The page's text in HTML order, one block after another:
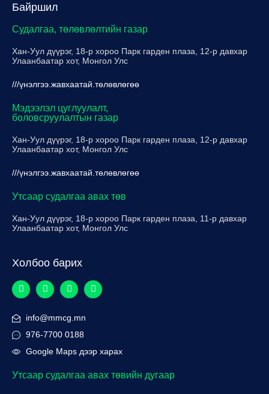
Байршил
Судалгаа, төлөвлөлтийн газар
Хан-Уул дүүрэг, 18-р хороо Парк гарден плаза, 12-р давхар
Улаанбаатар хот, Монгол Улс
///үнэлгээ.жавхаатай.төлөвлөгөө
Мэдээлэл цуглуулалт,
боловсруулалтын газар
Хан-Уул дүүрэг, 18-р хороо Парк гарден плаза, 12-р давхар
Улаанбаатар хот, Монгол Улс
///үнэлгээ.жавхаатай.төлөвлөгөө
Утсаар судалгаа авах төв
Хан-Уул дүүрэг, 18-р хороо Парк гарден плаза, 11-р давхар
Улаанбаатар хот, Монгол Улс
Холбоо барих
info@mmcg.mn
976-7700 0188
Google Maps дээр харах
Утсаар судалгаа авах төвийн дугаар